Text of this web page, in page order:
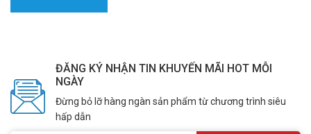
ĐĂNG KÝ NHẬN TIN KHUYẾN MÃI HOT MỖI
NGÀY
Đừng bỏ lỡ hàng ngàn sản phẩm từ chương trình siêu
hấp dẫn